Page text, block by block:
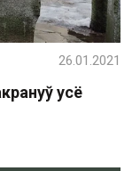
усё
26.01.2021